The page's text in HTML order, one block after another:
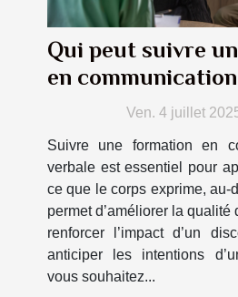
Qui peut suivre
en
verbale ?Ven. 4 juillet
Suivre une formation en
verbale est essentiel pour
ce que le corps exprime, au-
permet d’améliorer la qualité
renforcer l’impact d’un
anticiper les intentions
vous souhaitez...